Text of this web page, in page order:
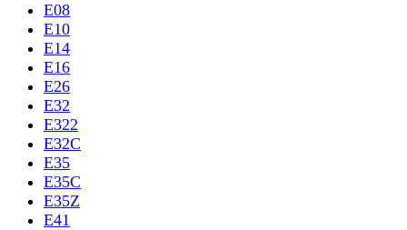
E08
E10
E14
E16
E26
E32
E322
E32C
E35
E35C
E35Z
E41